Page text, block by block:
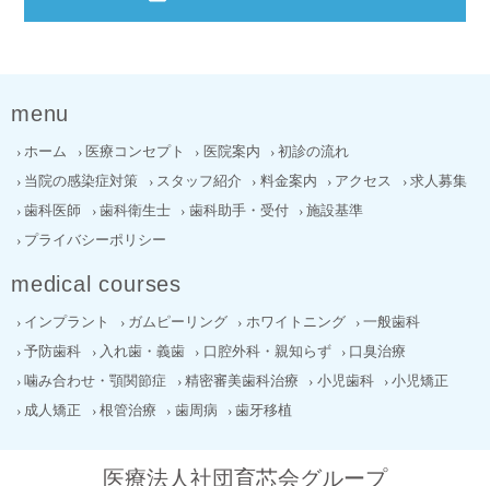
menu
ホーム 医療コンセプト 医院案内
初診の流れ
当院の感染症対策
スタッフ紹介 料金案内 アクセス
求人募集
歯科医師
歯科衛生士 歯科助手・受付
施設基準
プライバシーポリシー
medical courses
インプラント ガムピーリング ホワイトニング
一般歯科
予防歯科
入れ歯・義歯 口腔外科・親知らず
口臭治療
噛み合わせ・顎関節症
精密審美歯科治療 小児歯科
小児矯正
成人矯正
根管治療 歯周病 歯牙移植
医療法人社団育芯会グループ